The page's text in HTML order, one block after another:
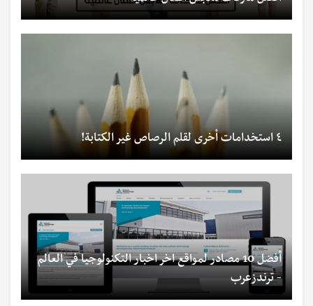
٤ استخدامات أخرى لقلم الرصاص غير الكتابة!
أفضل 10 مصادر لمواقع اخر اخبار التكنولوجيا في العالم
- ترندزعرب